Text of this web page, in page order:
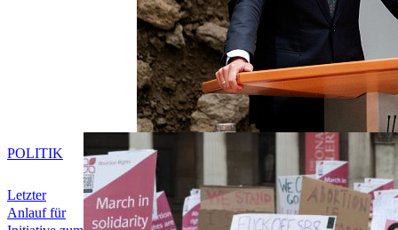
Letzter
Anlauf für
POLITIK